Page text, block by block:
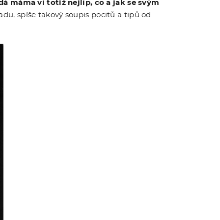
máma ví totiž nejlíp, co a jak se svým
spíše takový soupis pocitů a tipů od